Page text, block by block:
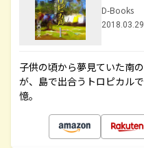
D-Books
子供の頃から夢見ていた南
が、島で出合うトロピカル
憶。